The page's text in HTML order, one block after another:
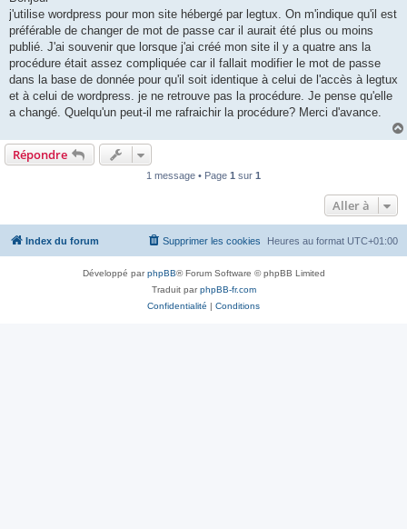
a
g
j'utilise wordpress pour mon site hébergé par legtux. On m'indique qu'il est
préférable de changer de mot de passe car il aurait été plus ou moins
publié. J'ai souvenir que lorsque j'ai créé mon site il y a quatre ans la
procédure était assez compliquée car il fallait modifier le mot de passe
dans la base de donnée pour qu'il soit identique à celui de l'accès à legtux
et à celui de wordpress. je ne retrouve pas la procédure. Je pense qu'elle
a changé. Quelqu'un peut-il me rafraichir la procédure? Merci d'avance.
Répondre
1 message • Page 1 sur 1
Aller à
Index du forum Heures au format UTC+01:00
Supprimer les cookies
Développé parphpBB® Forum Software © phpBB Limited
Traduit parphpBB-fr.com
Confidentialité | Conditions